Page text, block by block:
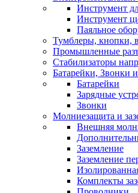
Инструмент
Инструмент
Паяльное
Тумблеры, кнопки,
Промышленные
Стабилизаторы
Батарейки, Звонки
Батарейки
Зарядные
Звонки
Молниезащита и
Внешняя
Заземление
Заземление
Комплекты